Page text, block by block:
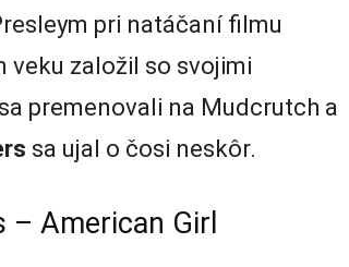
pri natáčaní filmu
veku založil so svojimi
premenovali na Mudcrutch a
sa ujal o čosi neskôr.
American Girl